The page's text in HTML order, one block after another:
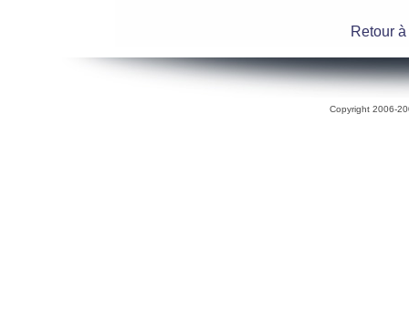
Retour
Copyright 2006-